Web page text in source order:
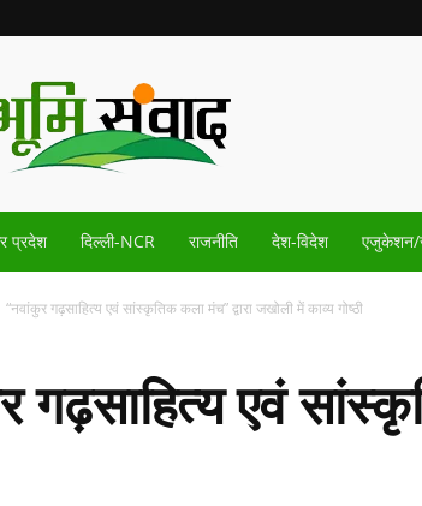
प्रदेश दिल्ली-NCR राजनीति देश-विदेश एजुकेशन/
“नवांकुर गढ़साहित्य एवं सांस्कृतिक कला मंच” द्वारा जखोली में काव्य गोष्ठी
गढ़साहित्य एवं